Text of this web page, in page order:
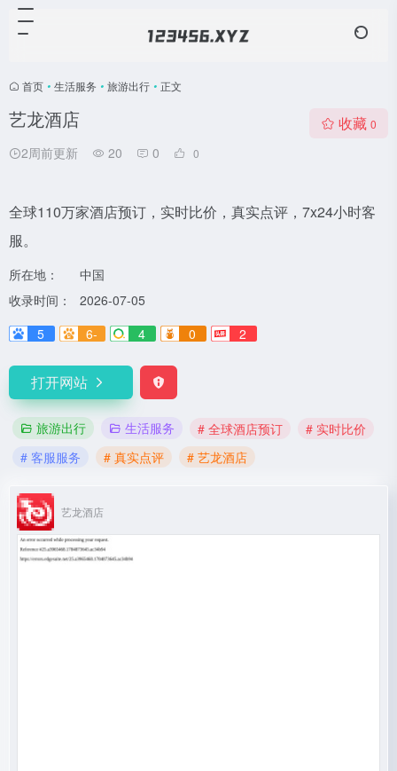
首页 • 生活服务 • 旅游出行 • 正文
艺龙酒店
2周前更新 20 0 0
收藏 0
全球110万家酒店预订，实时比价，真实点评，7x24小时客
服。
所在地：
中国
收录时间：
2026-07-05
5
6- 4 0 2
打开网站
旅游出行 生活服务 # 全球酒店预订
# 实时比价
# 客服服务
# 真实点评 # 艺龙酒店
艺龙酒店